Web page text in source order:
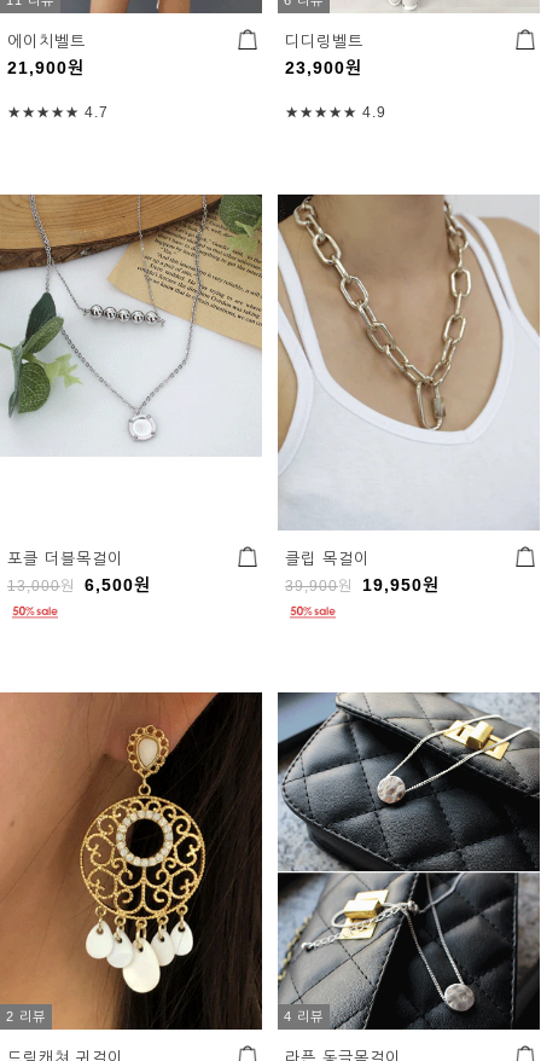
에이치벨트
21,900원
★★★★★ 4.7
디디링벨트
23,900원
★★★★★ 4.9
포클 더블목걸이
13,000원 6,500원
클립 목걸이
39,900원 19,950원
2 리뷰 4 리뷰